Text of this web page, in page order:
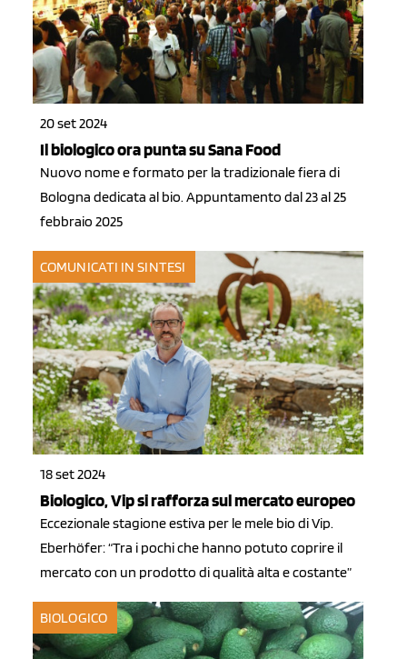
20 set 2024
Il biologico ora punta su Sana Food
Nuovo nome e formato per la tradizionale fiera di
Bologna dedicata al bio. Appuntamento dal 23 al 25
febbraio 2025
COMUNICATI IN SINTESI
18 set 2024
Biologico, Vip si rafforza sul mercato europeo
Eccezionale stagione estiva per le mele bio di Vip.
Eberhöfer: “Tra i pochi che hanno potuto coprire il
mercato con un prodotto di qualità alta e costante”
BIOLOGICO